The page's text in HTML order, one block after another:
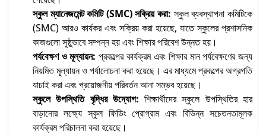
স্কুল ম্যানেজমেন্ট কমিটি (SMC) সক্রিয় করা: স্কুল ব্যবস্থাপনা কমিটিকে
(SMC) আরও কার্যকর এবং সক্রিয় করা হয়েছে, যাতে স্কুলের প্রশাসনিক
কাজগুলো সুষ্ঠুভাবে সম্পন্ন হয় এবং শিক্ষার পরিবেশ উন্নত হয়।
পর্যবেক্ষণ ও মূল্যায়ন: প্রকল্পের কার্যক্রম এবং শিক্ষার মান পর্যবেক্ষণের জন্য
নিয়মিত মূল্যায়ন ও পর্যালোচনা করা হয়েছে। এর মাধ্যমে প্রকল্পের অগ্রগতি
যাচাই করা এবং প্রয়োজনীয় পরিবর্তন আনা সম্ভব হয়েছে।
স্কুলে উপস্থিতি বৃদ্ধির উদ্যোগ: শিক্ষার্থীদের স্কুলে উপস্থিতির হার
বাড়ানোর লক্ষ্যে স্কুল ফিডিং প্রোগ্রাম এবং বিভিন্ন সচেতনতামূলক
কার্যক্রম পরিচালনা করা হয়েছে।